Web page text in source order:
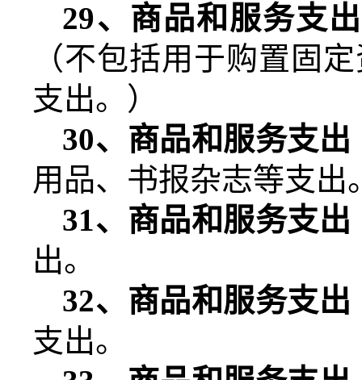
29、商品和服务支
（不包括用于购置固
支出。）
30、商品和服务支
用品、书报杂志等支出
31、商品和服务支
出。
32、商品和服务支
支出。